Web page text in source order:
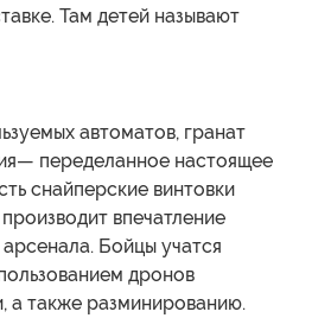
Там детей называют
автоматов, гранат
переделанное настоящее
снайперские винтовки
впечатление
Бойцы учатся
дронов
а также разминированию.